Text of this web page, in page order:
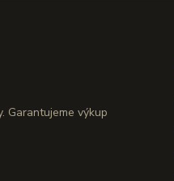
Garantujeme výkup